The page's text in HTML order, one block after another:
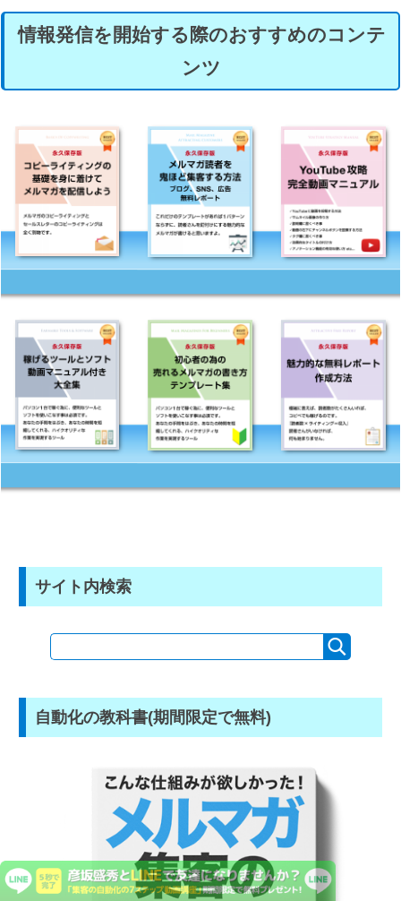
情報発信を開始する際のおすすめのコンテ
ンツ
サイト内検索
自動化の教科書(期間限定で無料)